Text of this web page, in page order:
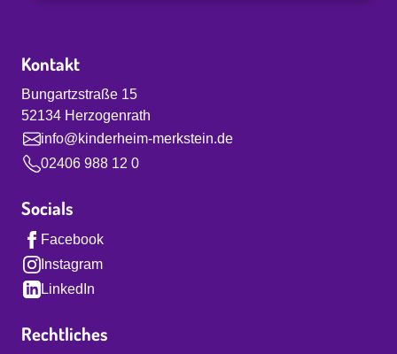
Kontakt
Bungartzstraße 15
52134 Herzogenrath
info@kinderheim-merkstein.de
02406 988 12 0
Socials
Facebook
Instagram
LinkedIn
Rechtliches